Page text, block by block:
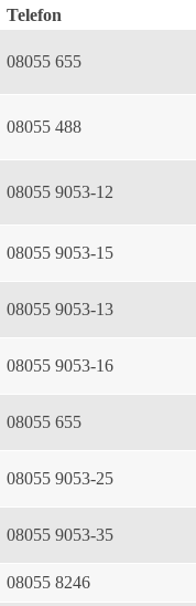
Telefon
08055 655
08055 488
08055 9053-12
08055 9053-15
08055 9053-13
08055 9053-16
08055 655
08055 9053-25
08055 9053-35
08055 8246